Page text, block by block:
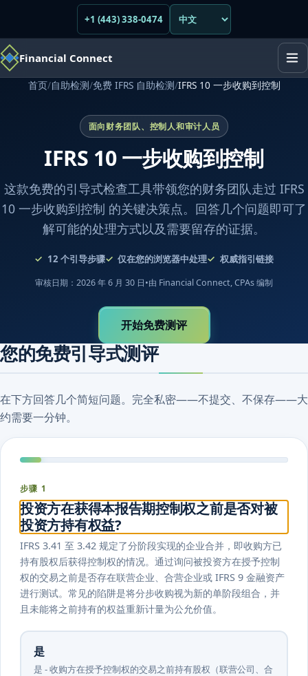
+1 (443) 338-0474
Financial Connect
首页/自助检测/免费 IFRS 自助检测/IFRS 10 一步收购到控制
面向财务团队、控制人和审计人员
IFRS 10 一步收购到控制
这款免费的引导式检查工具带领您的财务团队走过 IFRS
10 一步收购到控制 的关键决策点。回答几个问题即可了
解可能的处理方式以及需要留存的证据。
12 个引导步骤 仅在您的浏览器中处理 权威指引链接
审核日期：2026 年 6 月 30 日•由 Financial Connect, CPAs 编制
开始免费测评
您的免费引导式测评
在下方回答几个简短问题。完全私密——不提交、不保存——大
约需要一分钟。
步骤 1
投资方在获得本报告期控制权之前是否对被
投资方持有权益?
IFRS 3.41 至 3.42 规定了分阶段实现的企业合并，即收购方已
持有股权​​后获得控制权的情况。通过询问被投资方在授予控制
权的交易之前是否存在联营企业、合营企业或 IFRS 9 金融资产
进行测试。常见的陷阱是将分步收购视为新的单阶段组合，并
且未能将之前持有的权益重新计量为公允价值。
是
是 - 收购方在授予控制权的交易之前持有股权（联营公司、合